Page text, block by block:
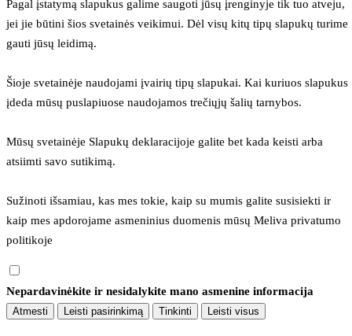
Pagal įstatymą slapukus galime saugoti jūsų įrenginyje tik tuo atveju,
jei jie būtini šios svetainės veikimui. Dėl visų kitų tipų slapukų turime
gauti jūsų leidimą.
Šioje svetainėje naudojami įvairių tipų slapukai. Kai kuriuos slapukus
įdeda mūsų puslapiuose naudojamos trečiųjų šalių tarnybos.
Mūsų svetainėje Slapukų deklaracijoje galite bet kada keisti arba
atsiimti savo sutikimą.
Sužinoti išsamiau, kas mes tokie, kaip su mumis galite susisiekti ir
kaip mes apdorojame asmeninius duomenis mūsų Meliva privatumo
politikoje
Nepardavinėkite ir nesidalykite mano asmenine informacija
Atmesti Leisti pasirinkimą Tinkinti Leisti visus